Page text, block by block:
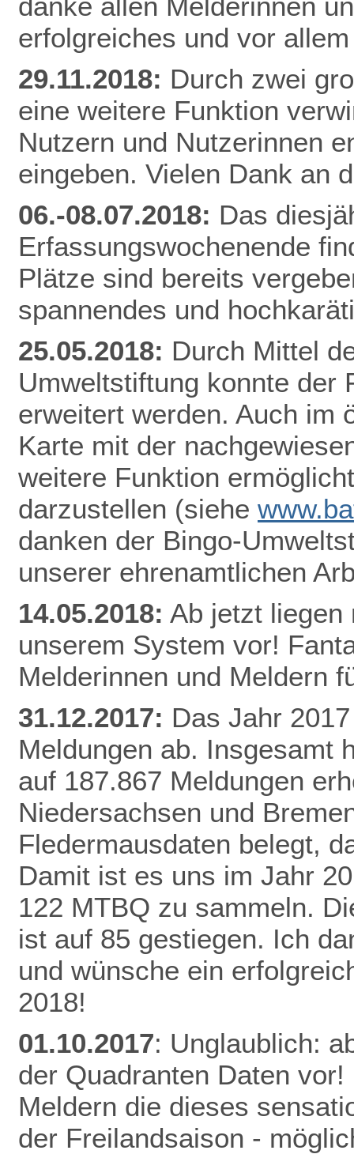
erfolgreiches und vor
29.11.2018: Durch zwei
eine weitere Funktion
Nutzern und Nutzerinnen
eingeben. Vielen Dank an
06.-08.07.2018: Das
Erfassungswochenende
Plätze sind bereits
spannendes und
25.05.2018: Durch Mittel
Umweltstiftung konnte der
erweitert werden. Auch im
Karte mit der
weitere Funktion
darzustellen (siehe
danken der Bingo-
unserer ehrenamtlichen
14.05.2018: Ab jetzt liegen
unserem System vor!
Melderinnen und Meldern
31.12.2017: Das Jahr
Meldungen ab. Insgesamt
auf 187.867 Meldungen
Niedersachsen und
Fledermausdaten belegt,
Damit ist es uns im Jahr
122 MTBQ zu sammeln.
ist auf 85 gestiegen. Ich
und wünsche ein
2018!
01.10.2017: Unglaublich:
der Quadranten Daten
Meldern die dieses
der Freilandsaison -